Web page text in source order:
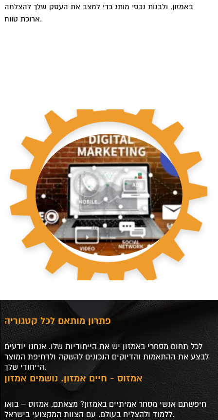
באמזון, ולבנות נכסי מותג כדי למצב את העסק שלך להצלחה
ארוכת טווח.
פתרון מותאם לכל קטגוריה
לכל תחום מסחרי באמזון יש את הייחודיות שלו. אנחנו יודעים
לבצע את ההתאמות והדיוקים הנכונים להשקה ולדחיפת המוצר
הייחודי שלך.
אמזוס - חיים אמזון. נושמים אמזון
חיפשתם אנשי מסחר אמיתיים באמזון? מצאתם. אמזוס – בואו
ללמוד ולהצליח בעולם, עם הצוות המקצועי בישראל.